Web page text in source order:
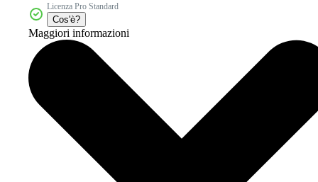
Licenza Pro Standard
Cos'è?
Maggiori informazioni